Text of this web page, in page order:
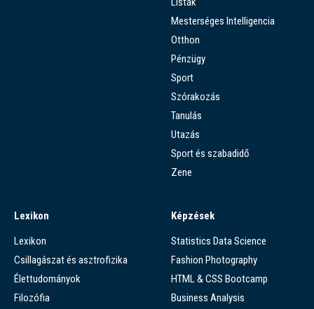
Mesterséges Intelligencia
Otthon
Pénzügy
Sport
Szórakozás
Tanulás
Utazás
Sport és szabadidő
Zene
Lexikon
Lexikon
Csillagászat és asztrofizika
Élettudományok
Filozófia
Képzések
Statistics Data Science
Fashion Photography
HTML & CSS Bootcamp
Business Analysis